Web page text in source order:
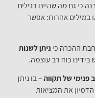
כי גם מה שהיינו רגילים
במילים אחרות: אפשר
ההכרה כיניתן לשנות
בידינו כוח רב עוצמה.
של תקווה– בו ניתן
את המציאות